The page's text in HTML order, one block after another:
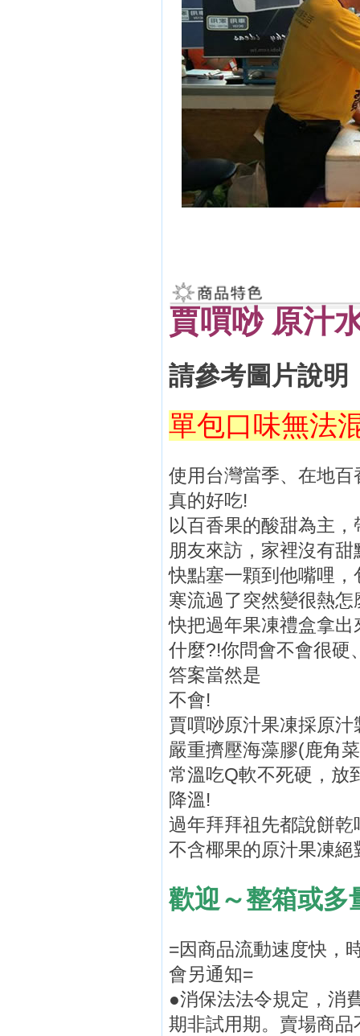
賈嘪唦 原汁
請參考圖片說明
單包口味無法
使用台灣當季、在地
真的好吃!
以百香果的酸甜為主
朋友來訪，家裡沒有
快點塞一顆到他嘴哩
寒流過了突然變很熱怎
快把過年果凍禮盒拿
什麼?!你問會不會很硬
答案當然是
不會!
賈嘪唦原汁果凍採原
嚴重擠壓海藻膠(鹿角
常溫吃Q軟不死硬，放
降溫!
過年拜拜祖先都說餅
不含椰果的原汁果凍絕
歡迎～整箱或多
=因商品流動速度快，
會另通知=
●消保法法令規定，消
期非試用期。賣場商